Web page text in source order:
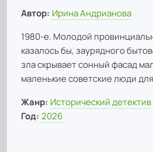
Автор: Ирина Андрианова
1980-е. Молодой
казалось бы, заурядного
зла скрывает сонный фасад
маленькие советские люди
Жанр: Исторический детектив
Год: 2026